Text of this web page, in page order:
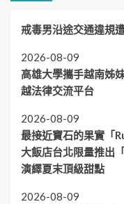
戒毒男沿途交通違規
2026-08-09
高雄大學攜手越南姊
越法律交流平台
2026-08-09
最接近寶石的果實「
大飯店台北限量推出
演繹夏末頂級甜點
2026-08-09